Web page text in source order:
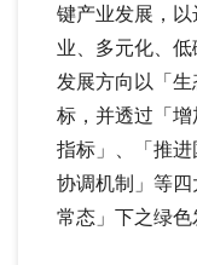
键产业发展，
业、多元化、
发展方向以「
标，并透过「
指标」、「推
协调机制」等
常态」下之绿色